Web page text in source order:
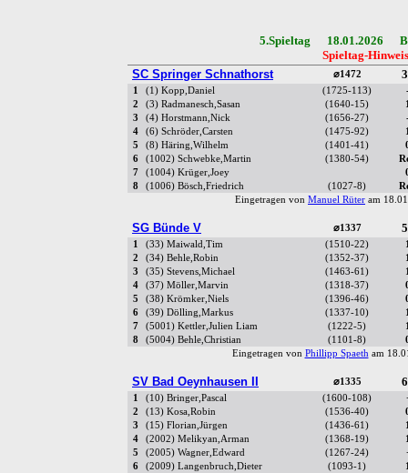
5.Spieltag 18.01.2026
Spieltag-
SC Springer Schnathorst
⌀1472
1 (1) Kopp,Daniel (1725-113)
2
(3) Radmanesch,Sasan (1640-15)
3
(4) Horstmann,Nick (1656-27)
4
(6) Schröder,Carsten (1475-92)
5
(8) Häring,Wilhelm (1401-41)
6
(1002) Schwebke,Martin (1380-54)
7
(1004) Krüger,Joey
8
(1006) Bösch,Friedrich (1027-8)
Eingetragen von Manuel Rüter am
SG Bünde V ⌀1337
1 (33) Maiwald,Tim (1510-22)
2
(34) Behle,Robin (1352-37)
3
(35) Stevens,Michael (1463-61)
4
(37) Möller,Marvin (1318-37)
5
(38) Krömker,Niels (1396-46)
6
(39) Dölling,Markus (1337-10)
7
(5001) Kettler,Julien Liam (1222-5)
8
(5004) Behle,Christian (1101-8)
Eingetragen von Phillipp Spaetham
SV Bad Oeynhausen II ⌀1335
1 (10) Bringer,Pascal (1600-108)
2
(13) Kosa,Robin (1536-40)
3
(15) Florian,Jürgen (1436-61)
4
(2002) Melikyan,Arman (1368-19)
5
(2005) Wagner,Edward (1267-24)
6
(2009) Langenbruch,Dieter (1093-1)